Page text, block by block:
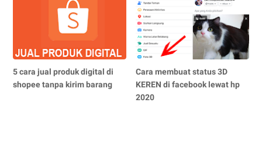
5 cara jual produk digital di
shopee tanpa kirim barang
Cara membuat status 3D
KEREN di facebook lewat hp
2020